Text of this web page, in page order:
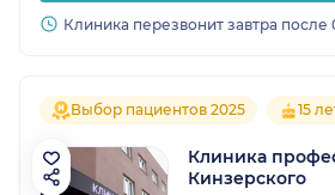
Клиника перезвонит завтра после
Выбор пациентов 2025 15
Клиника
Кинзерского